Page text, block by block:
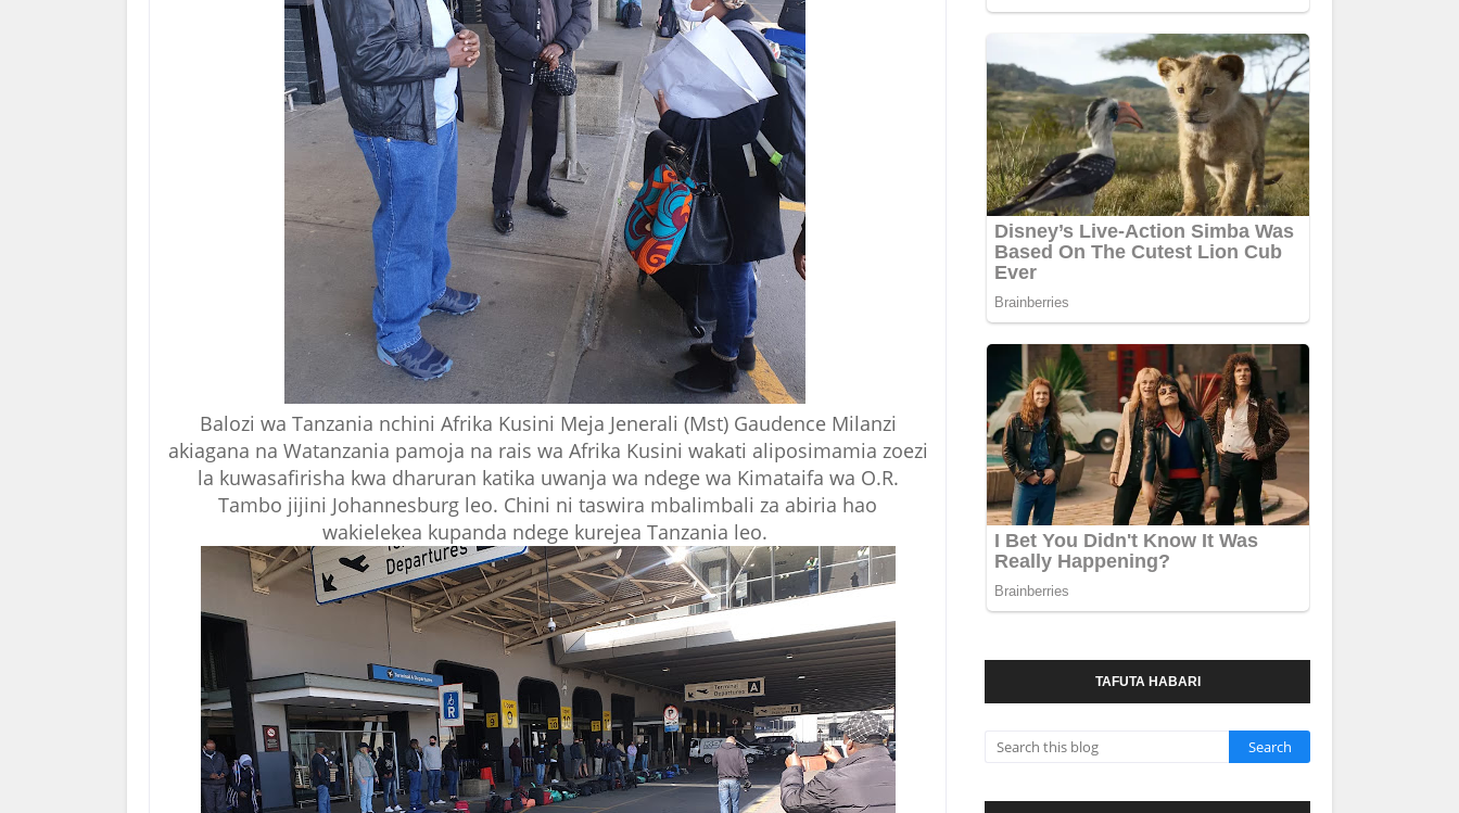
Balozi wa Tanzania nchini Afrika Kusini Meja Jenerali (Mst) Gaudence Milanzi
akiagana na Watanzania pamoja na rais wa Afrika Kusini wakati aliposimamia zoezi
la kuwasafirisha kwa dharuran katika uwanja wa ndege wa Kimataifa wa O.R.
Tambo jijini Johannesburg leo. Chini ni taswira mbalimbali za abiria hao
wakielekea kupanda ndege kurejea Tanzania leo.
TAFUTA HABARI